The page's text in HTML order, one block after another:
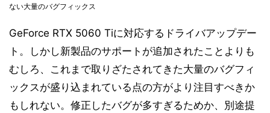
ない大量のバグフィックス
GeForce RTX 5060 Tiに対応するドライバアップデー
ト。しかし新製品のサポートが追加されたことよりも
むしろ、これまで取りざたされてきた大量のバグフィ
ックスが盛り込まれている点の方がより注目すべきか
もしれない。修正したバグが多すぎるためか、別途提